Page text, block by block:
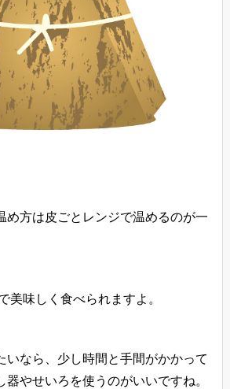
め方は皮ごとレンジで温めるのが一
美味しく食べられますよ。
いなら、少し時間と手間がかかって
器やせいろを使うのがいいですね。